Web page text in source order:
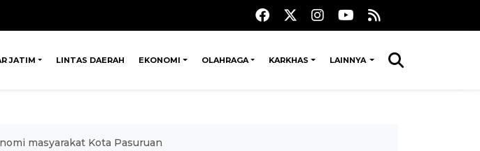
JATIM LINTAS DAERAH EKONOMI OLAHRAGA KARKHAS LAINNYA
masyarakat Kota Pasuruan